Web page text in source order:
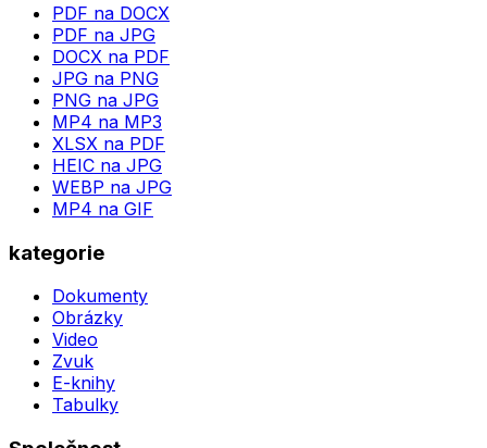
PDF na DOCX
PDF na JPG
DOCX na PDF
JPG na PNG
PNG na JPG
MP4 na MP3
XLSX na PDF
HEIC na JPG
WEBP na JPG
MP4 na GIF
kategorie
Dokumenty
Obrázky
Video
Zvuk
E-knihy
Tabulky